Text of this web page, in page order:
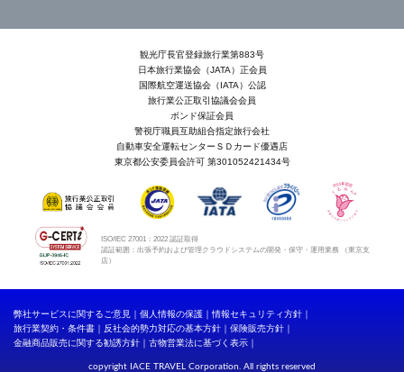
観光庁長官登録旅行業第883号
日本旅行業協会（JATA）正会員
国際航空運送協会（IATA）公認
旅行業公正取引協議会会員
ボンド保証会員
警視庁職員互助組合指定旅行会社
自動車安全運転センターＳＤカード優遇店
東京都公安委員会許可 第301052421434号
ISO/IEC 27001：2022 認証取得
認証範囲：出張予約および管理クラウドシステムの開発・保守・運用業務 （東京支
店）
弊社サービスに関するご意見 個人情報の保護
情報セキュリティ方針
旅行業契約・条件書
反社会的勢力対応の基本方針
保険販売方針
金融商品販売に関する勧誘方針
古物営業法に基づく表示
copyright IACE TRAVEL Corporation. All rights reserved